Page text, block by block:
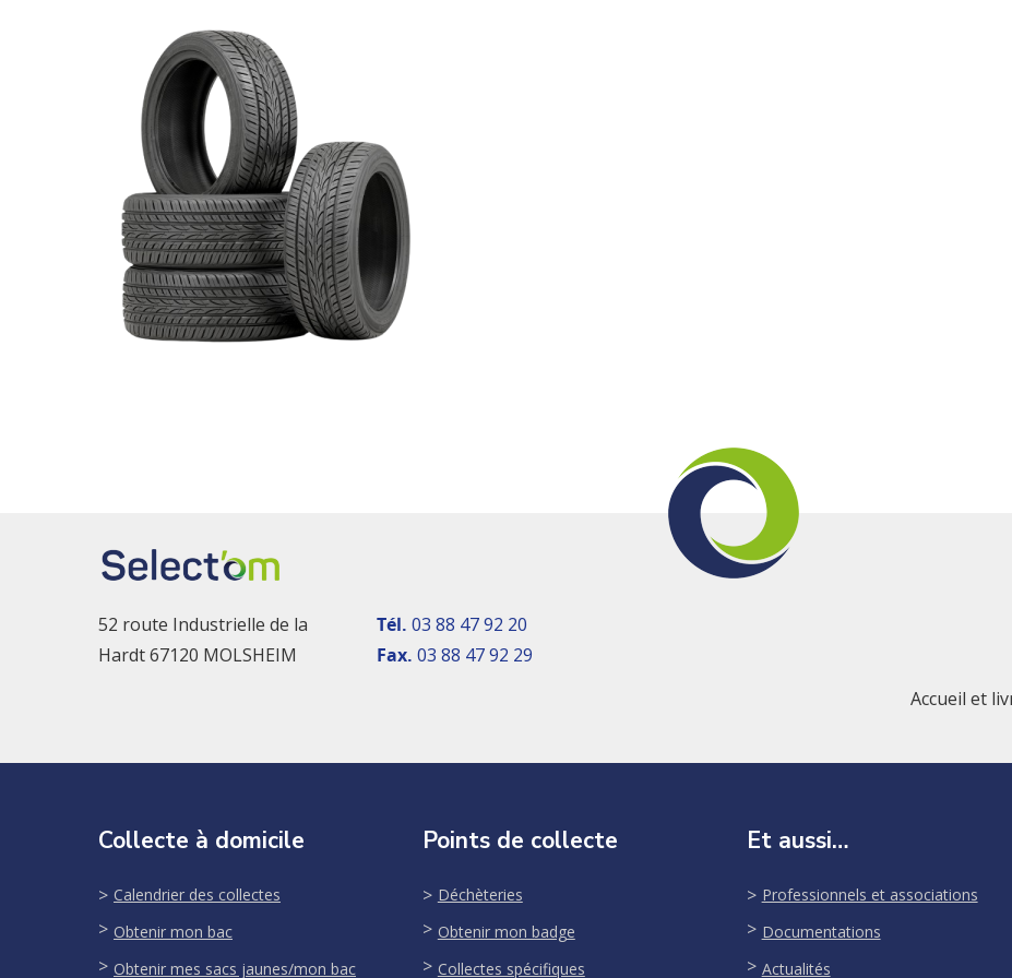
52 route Industrielle de la
Hardt 67120 MOLSHEIM
Tél. 03 88 47 92 20
Fax. 03 88 47 92 29
Accueil et
Collecte à domicile
Calendrier des collectes
Obtenir mon bac
Obtenir mes sacs jaunes/mon bac
Points de collecte
Déchèteries
Obtenir mon badge
Collectes spécifiques
Et aussi…
Professionnels et associations
Documentations
Actualités